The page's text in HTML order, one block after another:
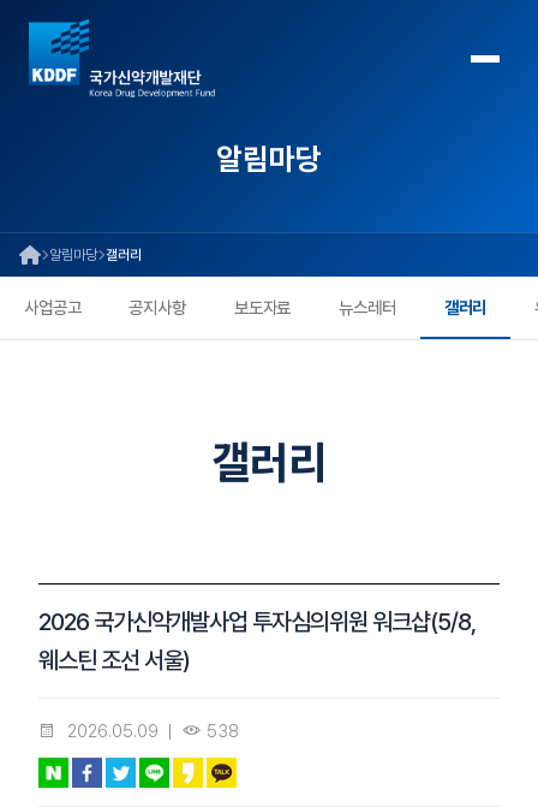
알림마당
알림마당 갤러리
사업공고 공지사항 보도자료 뉴스레터 갤러리
갤러리
2026 국가신약개발사업 투자심의위원 워크샵(5/8,
웨스틴 조선 서울)
2026.05.09 538